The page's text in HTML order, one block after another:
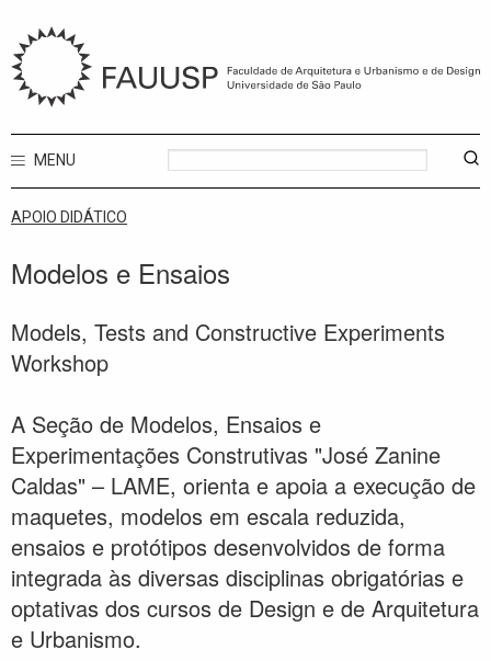
MENU
APOIO DIDÁTICO
Modelos e Ensaios
Models, Tests and Constructive Experiments
Workshop
A Seção de Modelos, Ensaios e
Experimentações Construtivas "José Zanine
Caldas" – LAME, orienta e apoia a execução de
maquetes, modelos em escala reduzida,
ensaios e protótipos desenvolvidos de forma
integrada às diversas disciplinas obrigatórias e
optativas dos cursos de Design e de Arquitetura
e Urbanismo.